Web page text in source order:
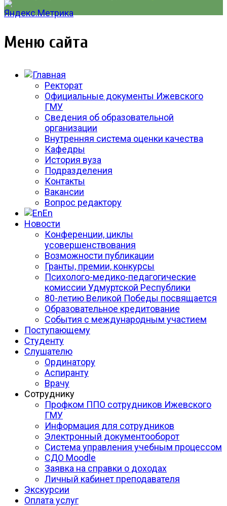
Меню сайта
Ректорат
Официальные документы Ижевского
ГМУ
Сведения об образовательной
организации
Внутренняя система оценки качества
Кафедры
История вуза
Подразделения
Контакты
Вакансии
Вопрос редактору
En
Новости
Конференции, циклы
усовершенствования
Возможности публикации
Гранты, премии, конкурсы
Психолого-медико-педагогические
комиссии Удмуртской Республики
80-летию Великой Победы посвящается
Образовательное кредитование
События с международным участием
Поступающему
Студенту
Слушателю
Ординатору
Аспиранту
Врачу
Сотруднику
Профком ППО сотрудников Ижевского
ГМУ
Информация для сотрудников
Электронный документооборот
Система управления учебным процессом
СДО Moodle
Заявка на справки о доходах
Личный кабинет преподавателя
Экскурсии
Оплата услуг